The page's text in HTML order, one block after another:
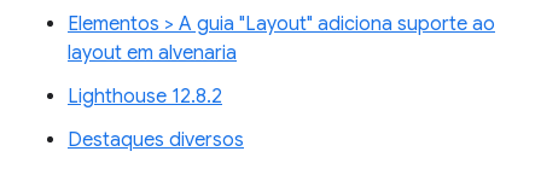
Elementos > A guia "Layout" adiciona suporte ao
layout em alvenaria
Lighthouse 12.8.2
Destaques diversos